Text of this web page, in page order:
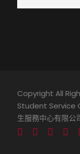
Copyright All
Student Service
生服務中心有限公